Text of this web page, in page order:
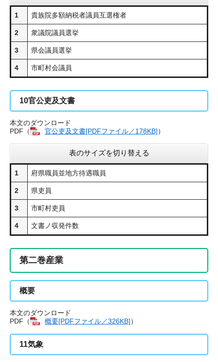
1 貴族院多額納税者議員互選権者
2 衆議院議員選挙
3 県会議員選挙
4 市町村会議員
10官公吏及文書
本文のダウンロード
PDF（
官公吏及文書[PDFファイル／178KB]​）
表のサイズを切り替える
1 府県職員並地方待遇職員
2 県吏員
3 市町村吏員
4 文書ノ収発件数
第二巻産業
概要
本文のダウンロード
PDF（
概要[PDFファイル／326KB]​）
11気象